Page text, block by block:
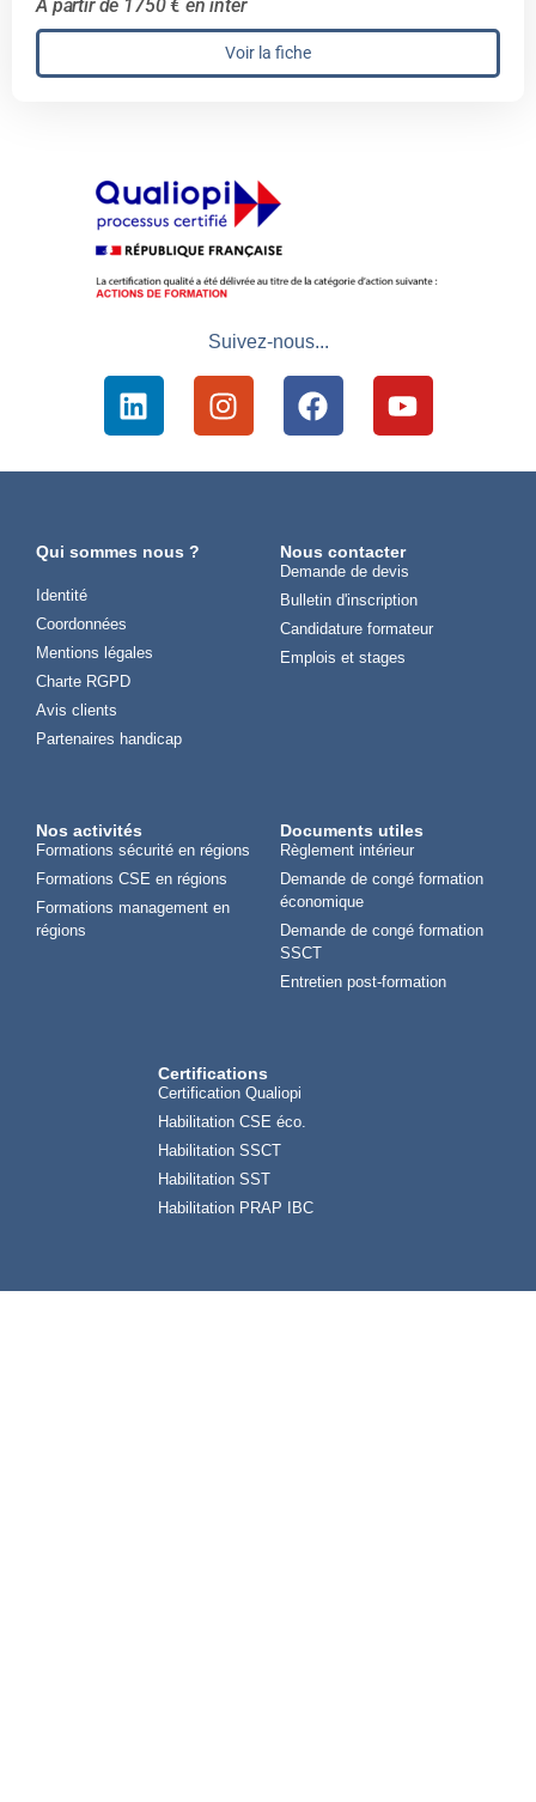
A partir de 1750 € en inter
Voir la fiche
Suivez-nous...
Qui sommes nous ?
Identité
Coordonnées
Mentions légales
Charte RGPD
Avis clients
Partenaires handicap
Nous contacter
Demande de devis
Bulletin d'inscription
Candidature formateur
Emplois et stages
Nos activités
Formations sécurité en régions
Formations CSE en régions
Formations management en
régions
Documents utiles
Règlement intérieur
Demande de congé formation
économique
Demande de congé formation
SSCT
Entretien post-formation
Certifications
Certification Qualiopi
Habilitation CSE éco.
Habilitation SSCT
Habilitation SST
Habilitation PRAP IBC